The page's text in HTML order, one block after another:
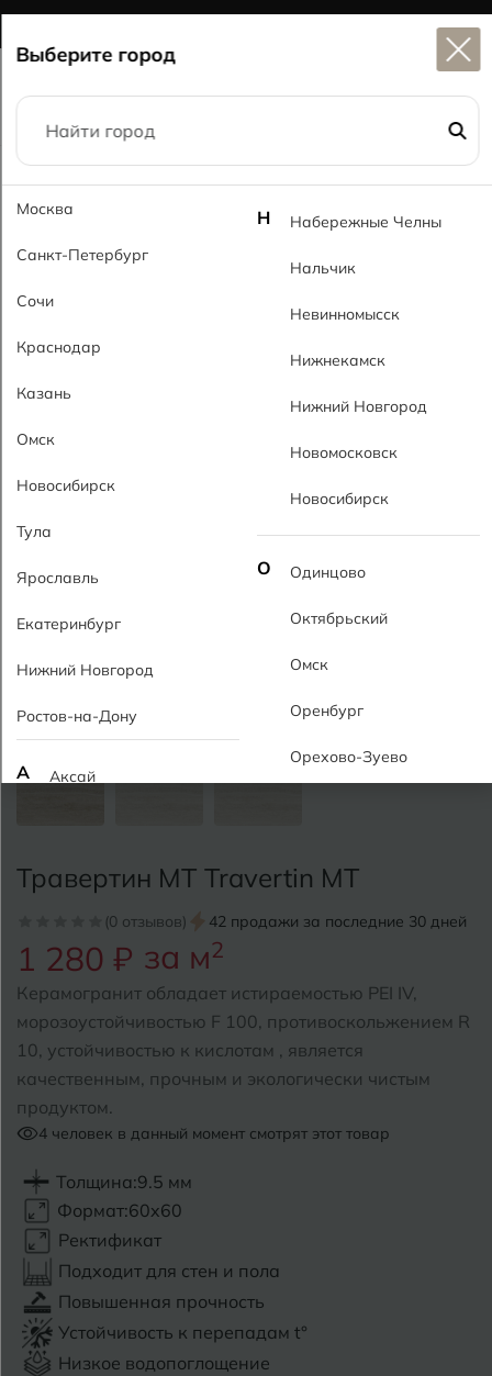
Главная Каталог 60x60 Травертин MT Travertin MT
Травертин MT Travertin MT
(0 отзывов) 42 продажи за последние 30 дней
1 280 ₽ за м2
Керамогранит обладает истираемостью PEI IV,
морозоустойчивостью F 100, противоскольжением R
10, устойчивостью к кислотам , является
качественным, прочным и экологически чистым
продуктом.
4 человек в данный момент смотрят этот товар
Толщина:9.5 мм
Формат:60x60
Ректификат
Подходит для стен и пола
Повышенная прочность
Устойчивость к перепадам t°
Низкое водопоглощение
Выберите город
Москва
Санкт-Петербург
Сочи
Краснодар
Казань
Омск
Новосибирск
Тула
Ярославль
Екатеринбург
Нижний Новгород
Ростов-на-Дону
А Аксай
Армавир
Б Барнаул
Белгород
Белореченск
Боровичи
Брянск
Бугульма
Бугуруслан
Н Набережные Челны
Нальчик
Невинномысск
Нижнекамск
Нижний Новгород
Новомосковск
Новосибирск
О Одинцово
Октябрьский
Омск
Оренбург
Орехово-Зуево
Подольск
Псков
Ростов-на-Дону
Рыбинск